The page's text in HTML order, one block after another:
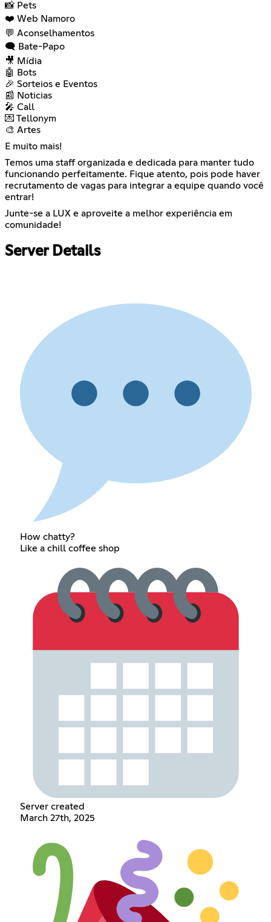
📸 Pets
❤️ Web Namoro
💬 Aconselhamentos
🗨️ Bate-Papo
🎥 Mídia
🤖 Bots
🎉 Sorteios e Eventos
📰 Noticias
🎤 Call
💌 Tellonym
🎨 Artes
E muito mais!
Temos uma staff organizada e dedicada para manter tudo
funcionando perfeitamente. Fique atento, pois pode haver
recrutamento de vagas para integrar a equipe quando você
entrar!
Junte-se a LUX e aproveite a melhor experiência em
comunidade!
Server Details
How chatty?
Like a chill coffee shop
Server created
March 27th, 2025